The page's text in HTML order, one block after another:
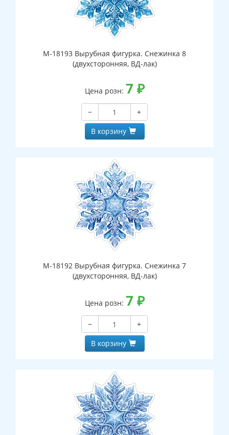
М-18193 Вырубная фигурка. Снежинка 8
(двухсторонняя, ВД-лак)
Цена розн: 7 ₽
−
+
В корзину
М-18192 Вырубная фигурка. Снежинка 7
(двухсторонняя, ВД-лак)
Цена розн: 7 ₽
−
+
В корзину